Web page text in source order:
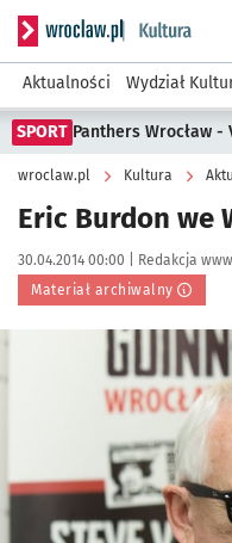
Serwis informacyjny
Aktualności Wydział
SPORT Panthers Wrocław -
wroclaw.pl Kultura
Eric Burdon we
Data publikacji:
30.04.2014 00:00 | Autor:
Redakcja
Materiał archiwalny
Kliknij, aby powiększyć